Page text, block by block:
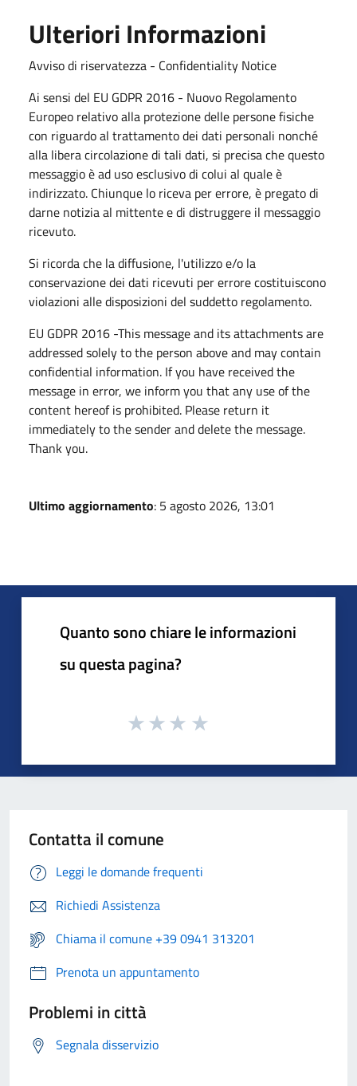
Ulteriori Informazioni
Avviso di riservatezza - Confidentiality Notice
Ai sensi del EU GDPR 2016 - Nuovo Regolamento
Europeo relativo alla protezione delle persone fisiche
con riguardo al trattamento dei dati personali nonché
alla libera circolazione di tali dati, si precisa che questo
messaggio è ad uso esclusivo di colui al quale è
indirizzato. Chiunque lo riceva per errore, è pregato di
darne notizia al mittente e di distruggere il messaggio
ricevuto.
Si ricorda che la diffusione, l'utilizzo e/o la
conservazione dei dati ricevuti per errore costituiscono
violazioni alle disposizioni del suddetto regolamento.
EU GDPR 2016 -This message and its attachments are
addressed solely to the person above and may contain
confidential information. If you have received the
message in error, we inform you that any use of the
content hereof is prohibited. Please return it
immediately to the sender and delete the message.
Thank you.
Ultimo aggiornamento: 5 agosto 2026, 13:01
Quanto sono chiare le informazioni
su questa pagina?
Contatta il comune
Leggi le domande frequenti
Richiedi Assistenza
Chiama il comune +39 0941 313201
Prenota un appuntamento
Problemi in città
Segnala disservizio